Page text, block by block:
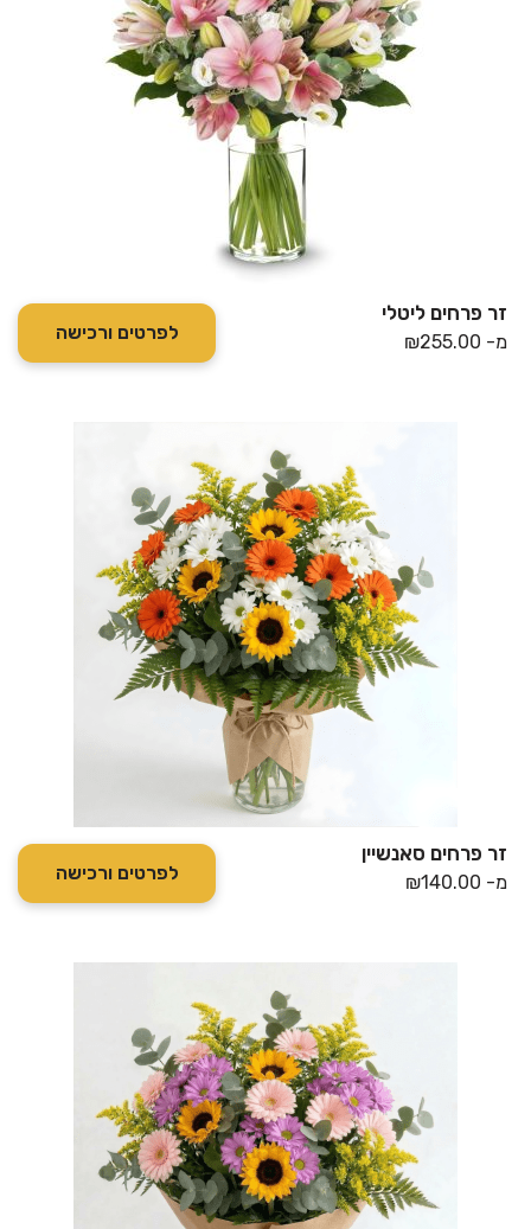
זר פרחים ליטלי
מ- ₪255.00 לפרטים ורכישה
זר פרחים סאנשיין
מ- ₪140.00 לפרטים ורכישה